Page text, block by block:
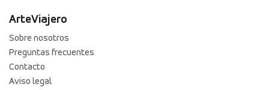
ArteViajero
Sobre nosotros
Preguntas frecuentes
Contacto
Aviso legal